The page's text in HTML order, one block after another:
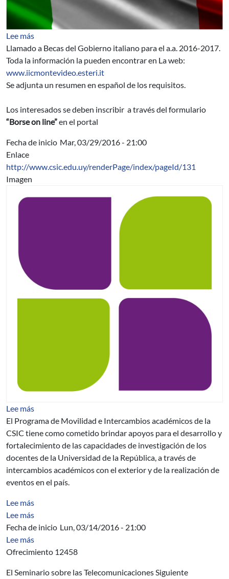
Lee mássobre Becas del Gobierno Italiano: Llamado para el
Llamado a Becas del Gobierno italiano para el a.a. 2016-2017.
Toda la información la pueden encontrar en La web:
www.iicmontevideo.esteri.it
Se adjunta un resumen en español de los requisitos.
Los interesados se deben inscribir a través del formulario
“Borse on line”en el portal
Fecha de inicio Mar, 03/29/2016 - 21:00
Enlace
http://www.csic.edu.uy/renderPage/index/pageId/131
Imagen
Lee mássobre Tercer llamado del Programa de Movilidad e
El Programa de Movilidad e Intercambios académicos de la
CSIC tiene como cometido brindar apoyos para el desarrollo y
fortalecimiento de las capacidades de investigación de los
docentes de la Universidad de la República, a través de
intercambios académicos con el exterior y de la realización de
eventos en el país.
Lee mássobre Evaluación de las Carreras de Posgrado en
Lee mássobre Quality Is Free, Personal Reviews Improve
Fecha de inicio Lun, 03/14/2016 - 21:00
Lee mássobre AUICI - Seminario sobre Telecomunicaciones-
Ofrecimiento 12458
El Seminario sobre las TelecomunicacionesSiguiente